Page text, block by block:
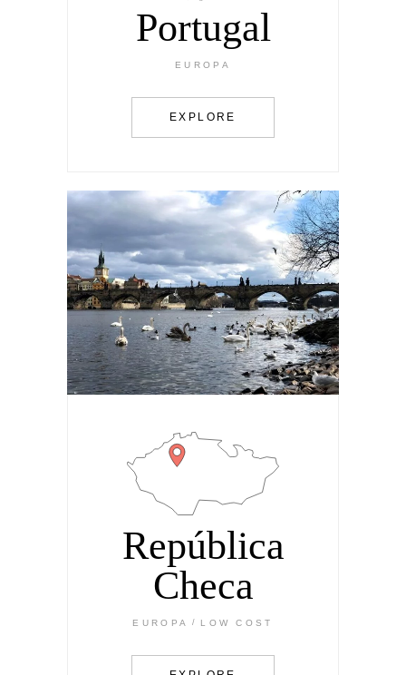
Portugal
EUROPA
EXPLORE
República
Checa
EUROPA LOW COST